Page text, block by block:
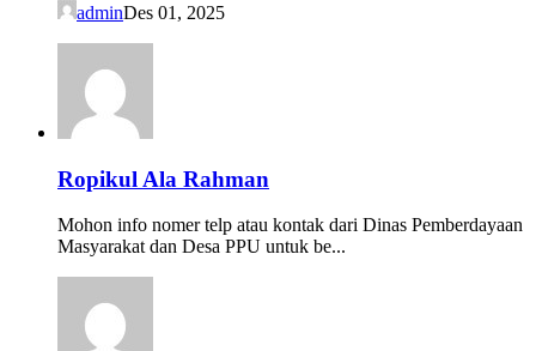
adminDes 01, 2025
Ropikul Ala Rahman
Mohon info nomer telp atau kontak dari Dinas Pemberdayaan
Masyarakat dan Desa PPU untuk be...